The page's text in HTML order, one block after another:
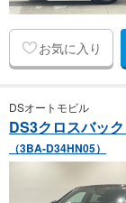
お気に入り
DSオートモビル
DS3クロスバッ
（3BA-D34HN05）